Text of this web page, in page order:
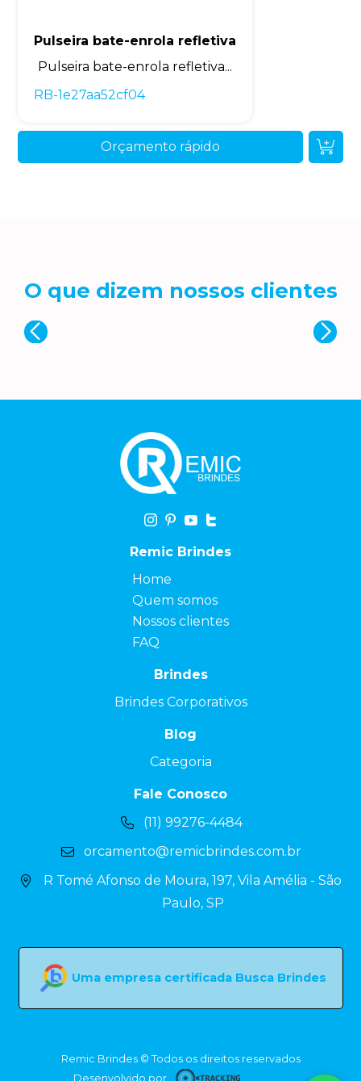
Pulseira bate-enrola refletiva
Pulseira bate-enrola refletiva...
RB-1e27aa52cf04
Orçamento rápido
O que dizem nossos clientes
Remic Brindes
Home
Quem somos
Nossos clientes
FAQ
Brindes
Brindes Corporativos
Blog
Categoria
Fale Conosco
(11) 99276-4484
orcamento@remicbrindes.com.br
R Tomé Afonso de Moura, 197, Vila Amélia - São
Paulo, SP
Uma empresa certificada Busca Brindes
Remic Brindes © Todos os direitos reservados
Desenvolvido por